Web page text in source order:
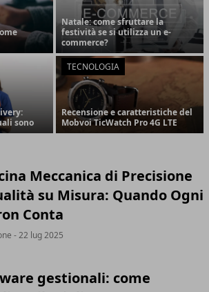
Natale: come sfruttare la
festività se si utilizza un e-
commerce?
sono
TECNOLOGIA
Recensione e caratteristiche del
Mobvoi TicWatch Pro 4G LTE
Meccanica di Precisione
su Misura: Quando Ogni
Conta
- 22 lug 2025
gestionali: come